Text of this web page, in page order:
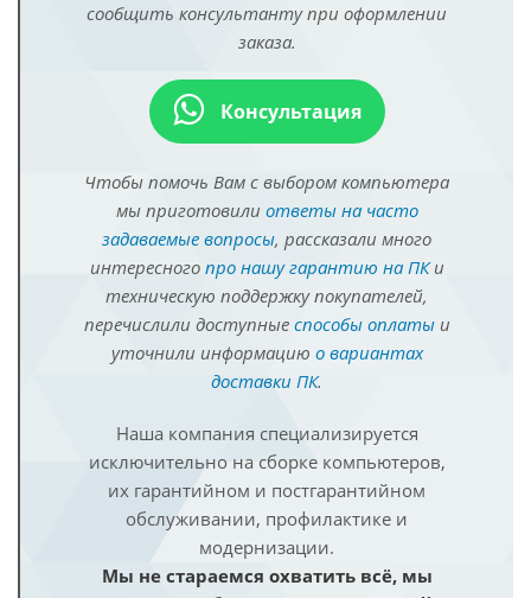
сообщить консультанту при оформлении
заказа.
Консультация
Чтобы помочь Вам с выбором компьютера
мы приготовили ответы на часто
задаваемые вопросы, рассказали много
интересного про нашу гарантию на ПКи
техническую поддержку покупателей,
перечислили доступные способы оплатыи
уточнили информацию о вариантах
доставки ПК.
Наша компания специализируется
исключительно на сборке компьютеров,
их гарантийном и постгарантийном
обслуживании, профилактике и
модернизации.
Мы не стараемся охватить всё, мы